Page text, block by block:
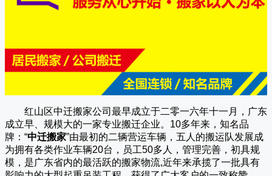
红山区中迁搬家公司 最早成立于二零一六年十一月，广东
成立早、规模大的一家专业搬迁企业。10多年来，知名品
牌：“中迁搬家”由最初的二辆营运车辆，五人的搬运队发展成
为拥有各类作业车辆20台，员工50多人，管理完善，初具规
模，是广东省内的最活跃的搬家物流,近年来承揽了一批具有